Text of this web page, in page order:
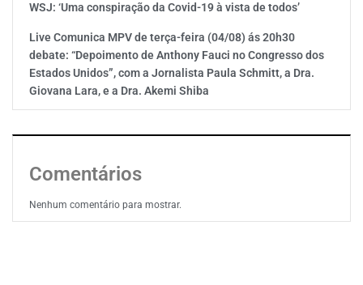
WSJ: ‘Uma conspiração da Covid-19 à vista de todos’
Live Comunica MPV de terça-feira (04/08) ás 20h30
debate: “Depoimento de Anthony Fauci no Congresso dos
Estados Unidos”, com a Jornalista Paula Schmitt, a Dra.
Giovana Lara, e a Dra. Akemi Shiba
Comentários
Nenhum comentário para mostrar.